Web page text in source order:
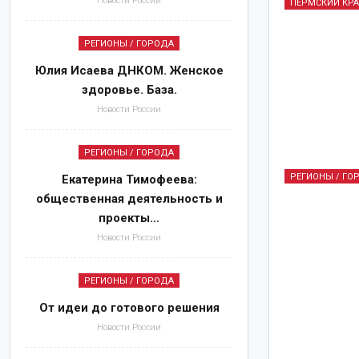
ПЕРМСКИЙ
РЕГИОНЫ /
экстремистом. * А
пользователи
мессенджера стали
РЕГИОНЫ / ГОРОДА
Юлия Исаева ДНКОМ. Женское
здоровье. База.
Новости России
РЕГИОНЫ / ГОРОДА
Екатерина Тимофеева:
общественная деятельность и
проекты…
Новости России
РЕГИОНЫ / ГОРОДА
От идеи до готового решения
Новости России